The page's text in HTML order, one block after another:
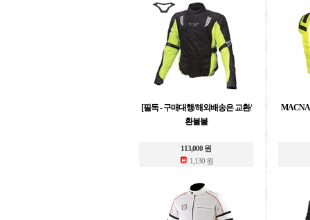
[필독 - 구매대행/해외배송은 교환/
환불불
113,000 원
1,130 원